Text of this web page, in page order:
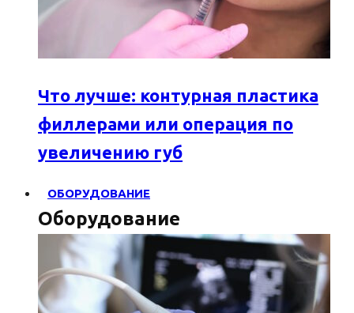
Что лучше: контурная пластика
филлерами или операция по
увеличению губ
ОБОРУДОВАНИЕ
Оборудование